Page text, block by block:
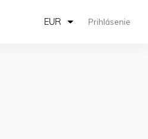
EUR Prihlásenie